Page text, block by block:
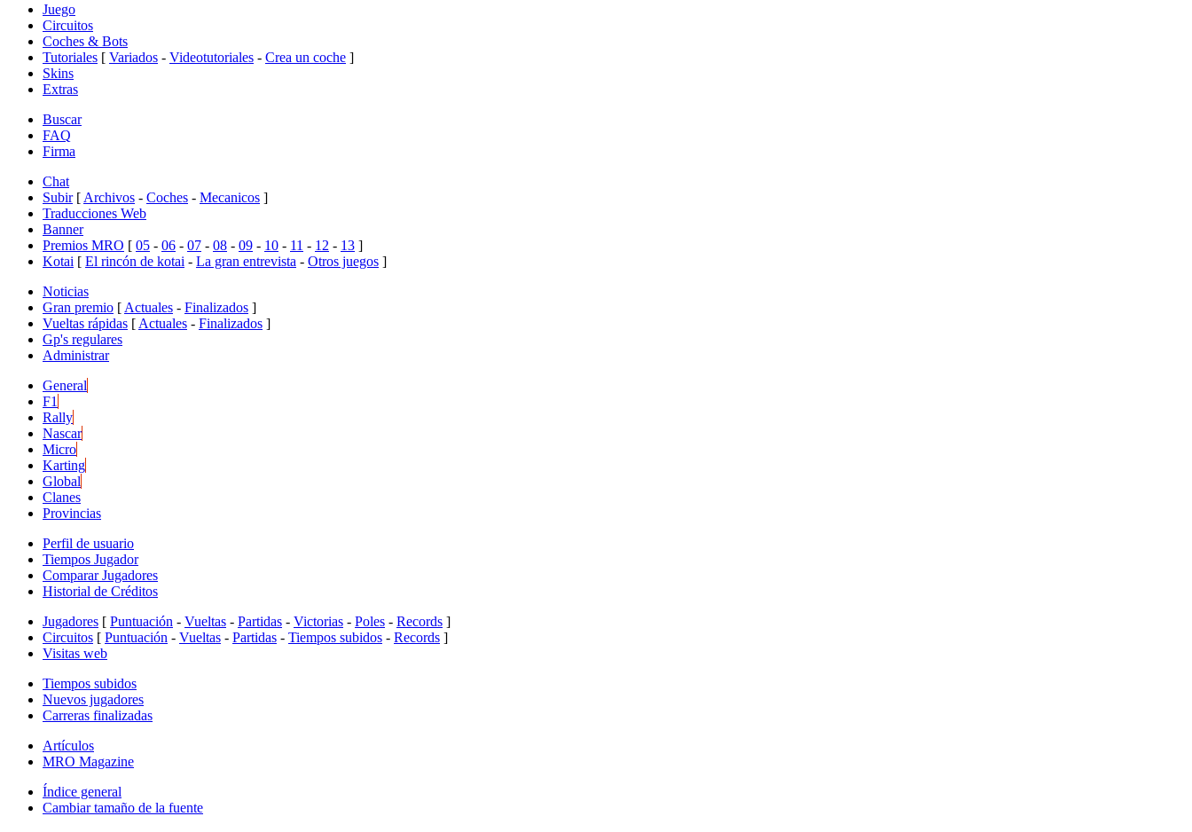
Juego
Circuitos
Coches & Bots
Tutoriales [ Variados - Videotutoriales - Crea un coche ]
Skins
Extras
Buscar
FAQ
Firma
Chat
Subir [ Archivos - Coches - Mecanicos ]
Traducciones Web
Banner
Premios MRO [ 05 - 06 - 07 - 08 - 09 - 10 - 11 - 12 - 13 ]
Kotai [ El rincón de kotai - La gran entrevista - Otros juegos ]
Noticias
Gran premio [ Actuales - Finalizados ]
Vueltas rápidas [ Actuales - Finalizados ]
Gp's regulares
Administrar
General
F1
Rally
Nascar
Micro
Karting
Global
Clanes
Provincias
Perfil de usuario
Tiempos Jugador
Comparar Jugadores
Historial de Créditos
Jugadores [ Puntuación - Vueltas - Partidas - Victorias - Poles - Records ]
Circuitos [ Puntuación - Vueltas - Partidas - Tiempos subidos - Records ]
Visitas web
Tiempos subidos
Nuevos jugadores
Carreras finalizadas
Artículos
MRO Magazine
Índice general
Cambiar tamaño de la fuente